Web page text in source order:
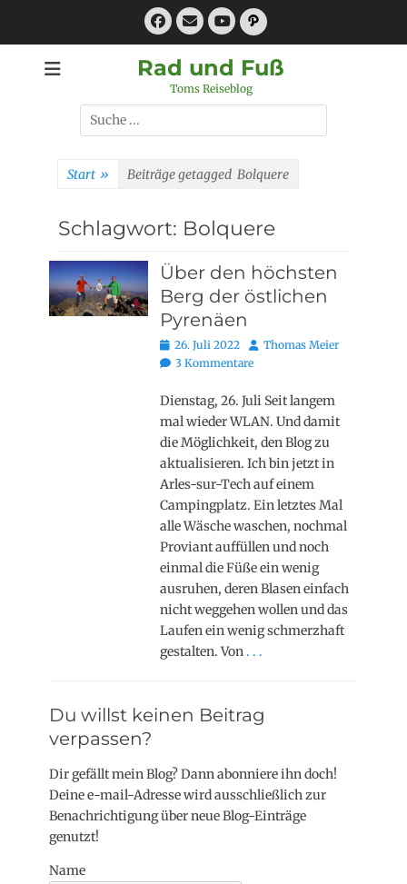
Facebook
E-
MailYouTube
Pfad
Rad und Fuß
Toms Reiseblog
Suchen
nach:
Start » Beiträge getagged Bolquere
Schlagwort: Bolquere
Über den höchsten
Berg der östlichen
Pyrenäen
Posted
on
26. Juli 2022 AutorThomas Meier
3 Kommentare
Dienstag, 26. Juli Seit langem
mal wieder WLAN. Und damit
die Möglichkeit, den Blog zu
aktualisieren. Ich bin jetzt in
Arles-sur-Tech auf einem
Campingplatz. Ein letztes Mal
alle Wäsche waschen, nochmal
Proviant auffüllen und noch
einmal die Füße ein wenig
ausruhen, deren Blasen einfach
nicht weggehen wollen und das
Laufen ein wenig schmerzhaft
gestalten. Von . . .
Du willst keinen Beitrag
verpassen?
Dir gefällt mein Blog? Dann abonniere ihn doch!
Deine e-mail-Adresse wird ausschließlich zur
Benachrichtigung über neue Blog-Einträge
genutzt!
Name